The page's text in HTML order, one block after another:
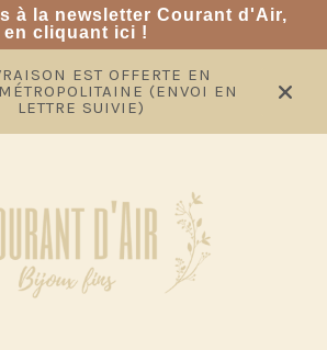
à la newsletter Courant d'Air,
en cliquant ici !
EST OFFERTE EN
(ENVOI EN
LETTRE SUIVIE)